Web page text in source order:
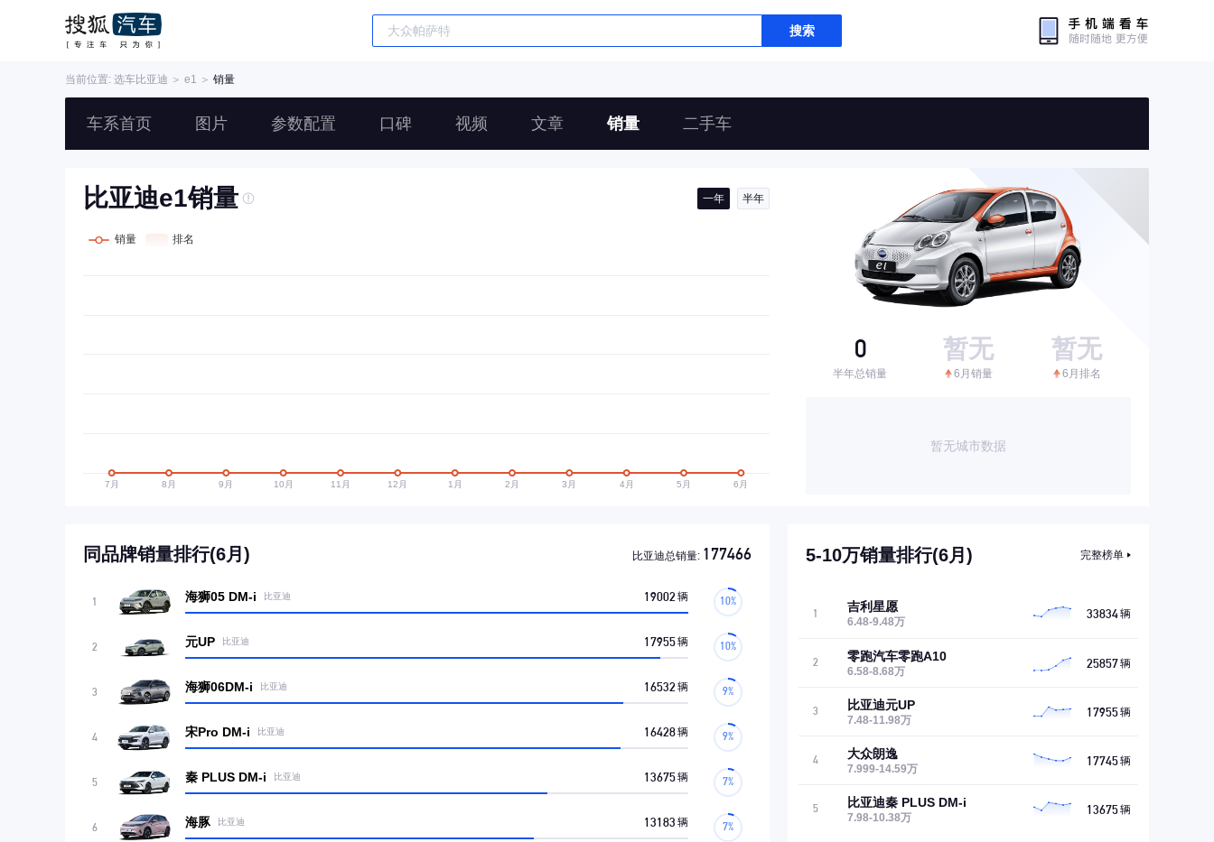
搜索
当前位置: 选车比亚迪 ＞ e1 ＞ 销量
车系首页 图片 参数配置 口碑 视频 文章 销量 二手车
比亚迪e1销量 一年 半年
0
半年总销量
暂无
6月销量
暂无
6月排名
暂无城市数据
同品牌销量排行(6月) 比亚迪总销量: 177466
1 海狮05 DM-i 比亚迪 19002 辆
2 元UP 比亚迪 17955辆
3 海狮06DM-i 比亚迪 16532 辆
4 宋Pro DM-i 比亚迪 16428辆
5 秦 PLUS DM-i 比亚迪 13675辆
6 海豚 比亚迪 13183 辆
5-10万销量排行(6月) 完整榜单
1 吉利星愿
6.48-9.48万
33834辆
2 零跑汽车零跑A10
6.58-8.68万
25857辆
3 比亚迪元UP
7.48-11.98万
17955辆
4 大众朗逸
7.999-14.59万
17745辆
5 比亚迪秦 PLUS DM-i
7.98-10.38万
13675辆